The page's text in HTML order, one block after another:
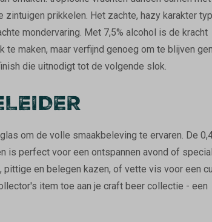
prikkelen. Het zachte, hazy karakter
mondervaring. Met 7,5% alcohol is de kracht
maken, maar verfijnd genoeg om te blijven
die uitnodigt tot de volgende slok.
om de volle smaakbeleving te ervaren. De
is perfect voor een ontspannen avond of
en belegen kazen, of vette vis voor een
item toe aan je craft beer collectie - een